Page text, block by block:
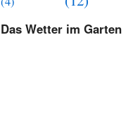
Das Wetter im Garten